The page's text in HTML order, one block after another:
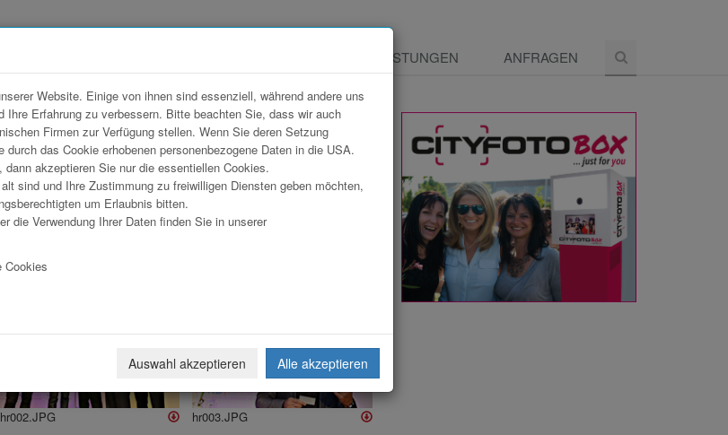
LEISTUNGEN ANFRAGEN
Linz
hr002.JPG hr003.JPG
Website. Einige von ihnen sind essenziell, während andere uns
Ihre Erfahrung zu verbessern. Bitte beachten Sie, dass wir auch
Firmen zur Verfügung stellen. Wenn Sie deren Setzung
durch das Cookie erhobenen personenbezogene Daten in die USA.
akzeptieren Sie nur die essentiellen Cookies.
sind und Ihre Zustimmung zu freiwilligen Diensten geben möchten,
um Erlaubnis bitten.
die Verwendung Ihrer Daten finden Sie in unserer
Cookies
Auswahl akzeptieren Alle akzeptieren